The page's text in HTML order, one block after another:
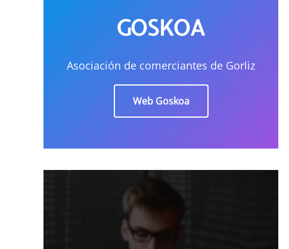
GOSKOA
Asociación de comerciantes de Gorliz
Web Goskoa